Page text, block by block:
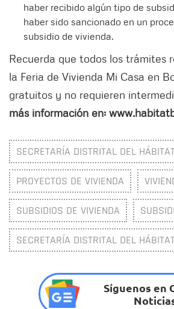
haber recibido algún tipo de
haber sido sancionado en un
subsidio de vivienda.
Recuerda que todos los trámites
la Feria de Vivienda Mi Casa en
gratuitos y no requieren
más información en:
SECRETARÍA DISTRITAL DEL
PROYECTOS DE VIVIENDA
SUBSIDIOS DE VIVIENDA
SECRETARÍA DISTRITAL DEL
Síguenos en